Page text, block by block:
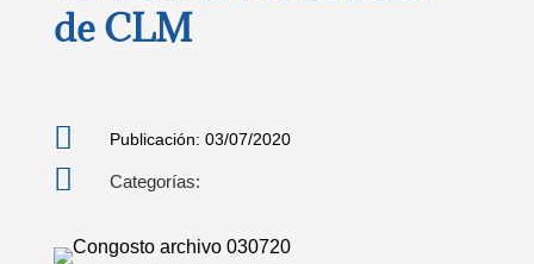
de CLM
 Publicación: 03/07/2020
 Categorías: